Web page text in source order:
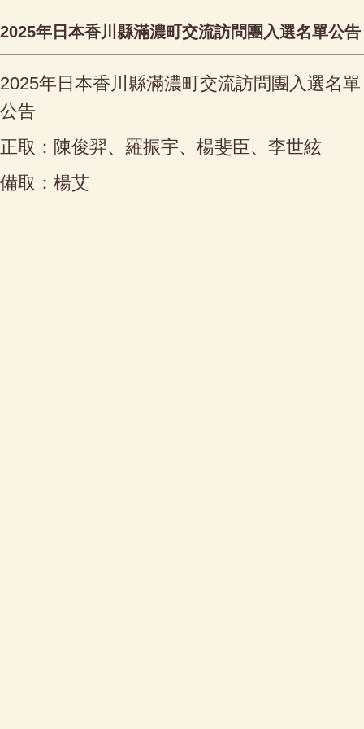
2025年日本香川縣滿濃町交流訪問團入選名單公告
2025年日本香川縣滿濃町交流訪問團入選名單
公告
正取：陳俊羿、羅振宇、楊斐臣、李世絃
備取：楊艾